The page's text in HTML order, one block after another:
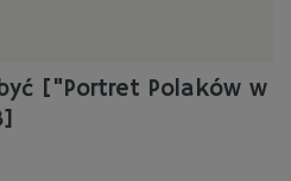
["Portret Polaków w